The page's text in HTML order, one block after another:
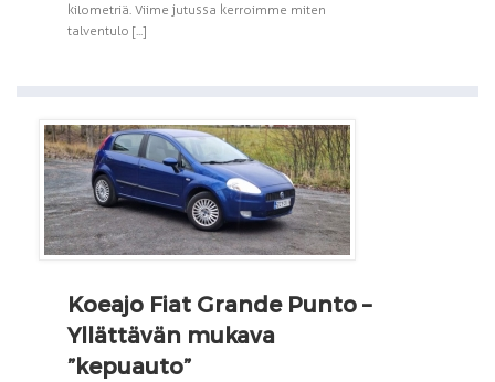
kilometriä. Viime jutussa kerroimme miten
talventulo [...]
Koeajo Fiat Grande Punto –
Yllättävän mukava
”kepuauto”